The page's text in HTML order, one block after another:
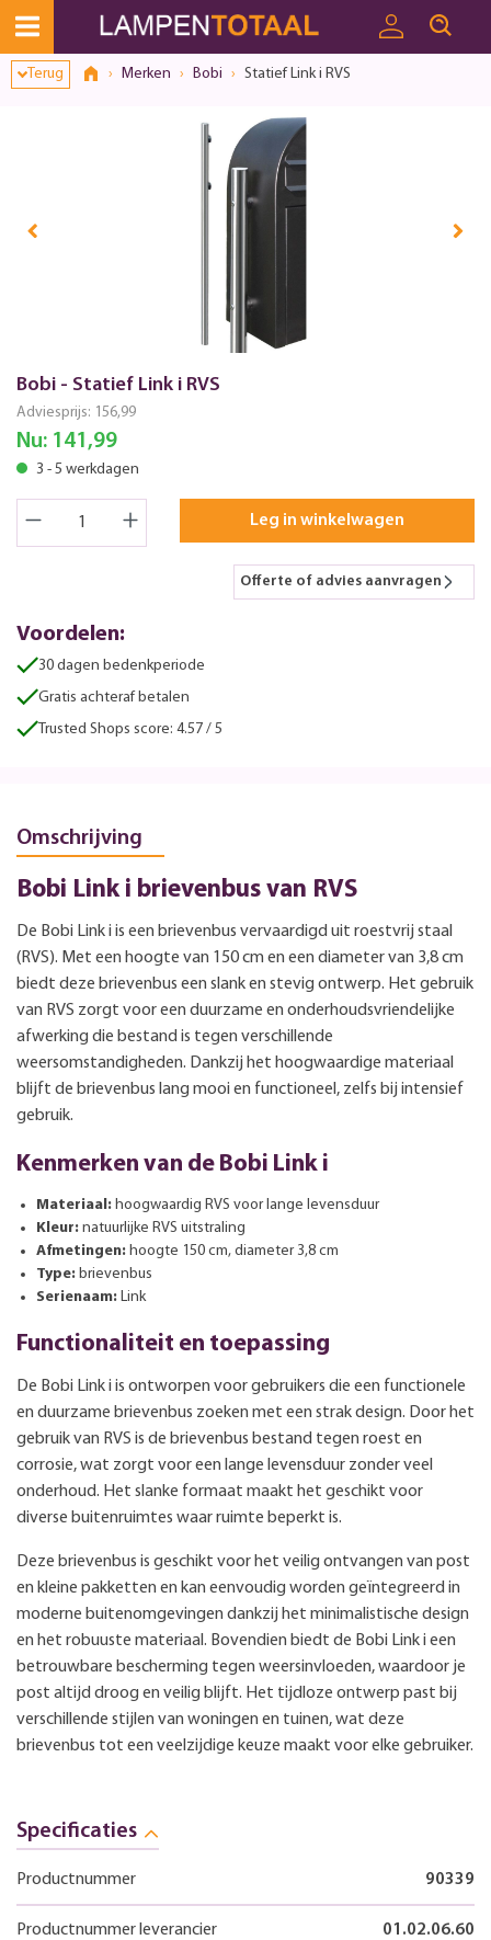
Terug Merken Bobi Statief Link i RVS
Bobi - Statief Link i RVS
Adviesprijs: 156,99
Nu: 141,99
3 - 5 werkdagen
Leg in winkelwagen
Offerte of advies aanvragen
Voordelen:
30 dagen bedenkperiode
Gratis achteraf betalen
Trusted Shops score: 4.57 / 5
Omschrijving
Bobi Link i brievenbus van RVS
De Bobi Link i is een brievenbus vervaardigd uit roestvrij staal
(RVS). Met een hoogte van 150 cm en een diameter van 3,8 cm
biedt deze brievenbus een slank en stevig ontwerp. Het gebruik
van RVS zorgt voor een duurzame en onderhoudsvriendelijke
afwerking die bestand is tegen verschillende
weersomstandigheden. Dankzij het hoogwaardige materiaal
blijft de brievenbus lang mooi en functioneel, zelfs bij intensief
gebruik.
Kenmerken van de Bobi Link i
Materiaal: hoogwaardig RVS voor lange levensduur
Kleur: natuurlijke RVS uitstraling
Afmetingen: hoogte 150 cm, diameter 3,8 cm
Type: brievenbus
Serienaam: Link
Functionaliteit en toepassing
De Bobi Link i is ontworpen voor gebruikers die een functionele
en duurzame brievenbus zoeken met een strak design. Door het
gebruik van RVS is de brievenbus bestand tegen roest en
corrosie, wat zorgt voor een lange levensduur zonder veel
onderhoud. Het slanke formaat maakt het geschikt voor
diverse buitenruimtes waar ruimte beperkt is.
Deze brievenbus is geschikt voor het veilig ontvangen van post
en kleine pakketten en kan eenvoudig worden geïntegreerd in
moderne buitenomgevingen dankzij het minimalistische design
en het robuuste materiaal. Bovendien biedt de Bobi Link i een
betrouwbare bescherming tegen weersinvloeden, waardoor je
post altijd droog en veilig blijft. Het tijdloze ontwerp past bij
verschillende stijlen van woningen en tuinen, wat deze
brievenbus tot een veelzijdige keuze maakt voor elke gebruiker.
Specificaties
Productnummer 90339
Productnummer leverancier 01.02.06.60